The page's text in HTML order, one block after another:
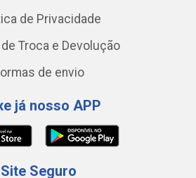
de Privacidade
Troca e Devolução
de envio
já nosso APP
Site Seguro